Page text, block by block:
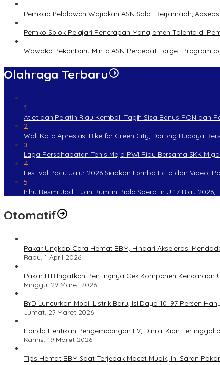
Pemkab Pelalawan Wajibkan ASN Salat Berjamaah,
Pemko Solok Pelajari Penerapan Manajemen Talenta di
Wawako Pekanbaru Minta ASN Percepat Target Program
Olahraga Terbaru
1
Atlet dan Pelatih Riau Kembali Tagih Sisa Bonus PON dan
2
Wali Kota Apresiasi Bike for Green City, Dorong Budaya
3
Laga Persahabatan Tenis Meja PWI Riau Bersama SKK
4
Festival Pacu Jalur 2026 Siapkan Lomba Foto dan Video,
5
Inhu Resmi Jadi Tuan Rumah Piala Soeratin U-17 Riau 2026,
Otomatif
Pakar Ungkap Cara Hemat BBM, Hindari Akselerasi
Rabu, 1 April 2026
Pakar ITB Ingatkan Pentingnya Cek Komponen Kendaraan
Minggu, 29 Maret 2026
BYD Luncurkan Mobil Listrik Baru, Isi Daya 10–97 Persen
Jumat, 27 Maret 2026
Honda Hentikan Pengembangan EV, Dinilai Kian Tertinggal
Kamis, 19 Maret 2026
Tips Hemat BBM Saat Terjebak Macet Mudik, Ini Saran